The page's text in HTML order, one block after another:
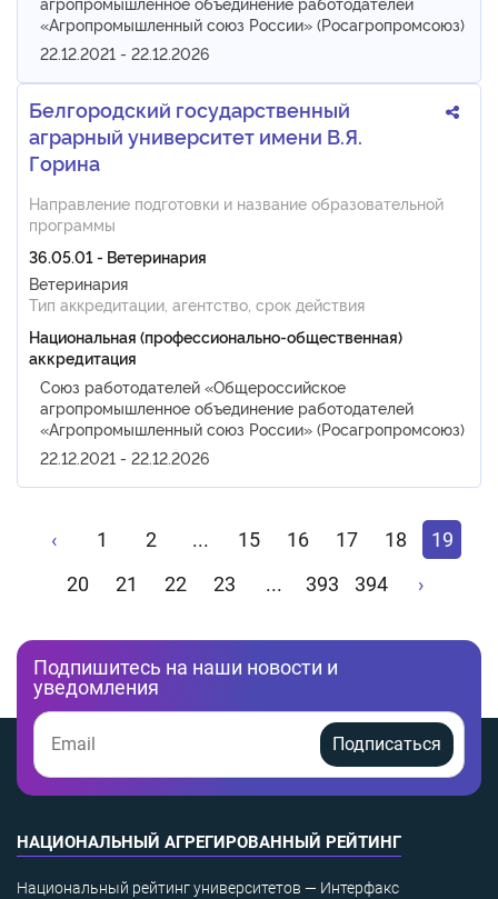
«Агропромышленный союз России» (Росагропромсоюз)
22.12.2021 - 22.12.2026
Белгородский государственный
аграрный университет имени В.Я.
Горина
Направление подготовки и название образовательной
программы
36.05.01 - Ветеринария
Ветеринария
Тип аккредитации, агентство, срок действия
Национальная (профессионально-общественная)
аккредитация
Союз работодателей «Общероссийское
агропромышленное объединение работодателей
«Агропромышленный союз России» (Росагропромсоюз)
22.12.2021 - 22.12.2026
‹ 1 2 ... 15 16 17 18
19
20
21 22 23 ... 393 394 ›
Подпишитесь на наши новости и
уведомления
Подписаться
НАЦИОНАЛЬНЫЙ АГРЕГИРОВАННЫЙ РЕЙТИНГ
Национальный рейтинг университетов — Интерфакс